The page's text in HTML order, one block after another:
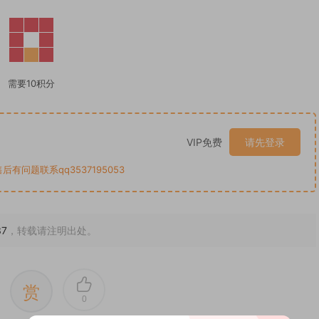
需要10积分
VIP免费 请先登录
有问题联系qq3537195053
，转载请注明出处。
赏 0